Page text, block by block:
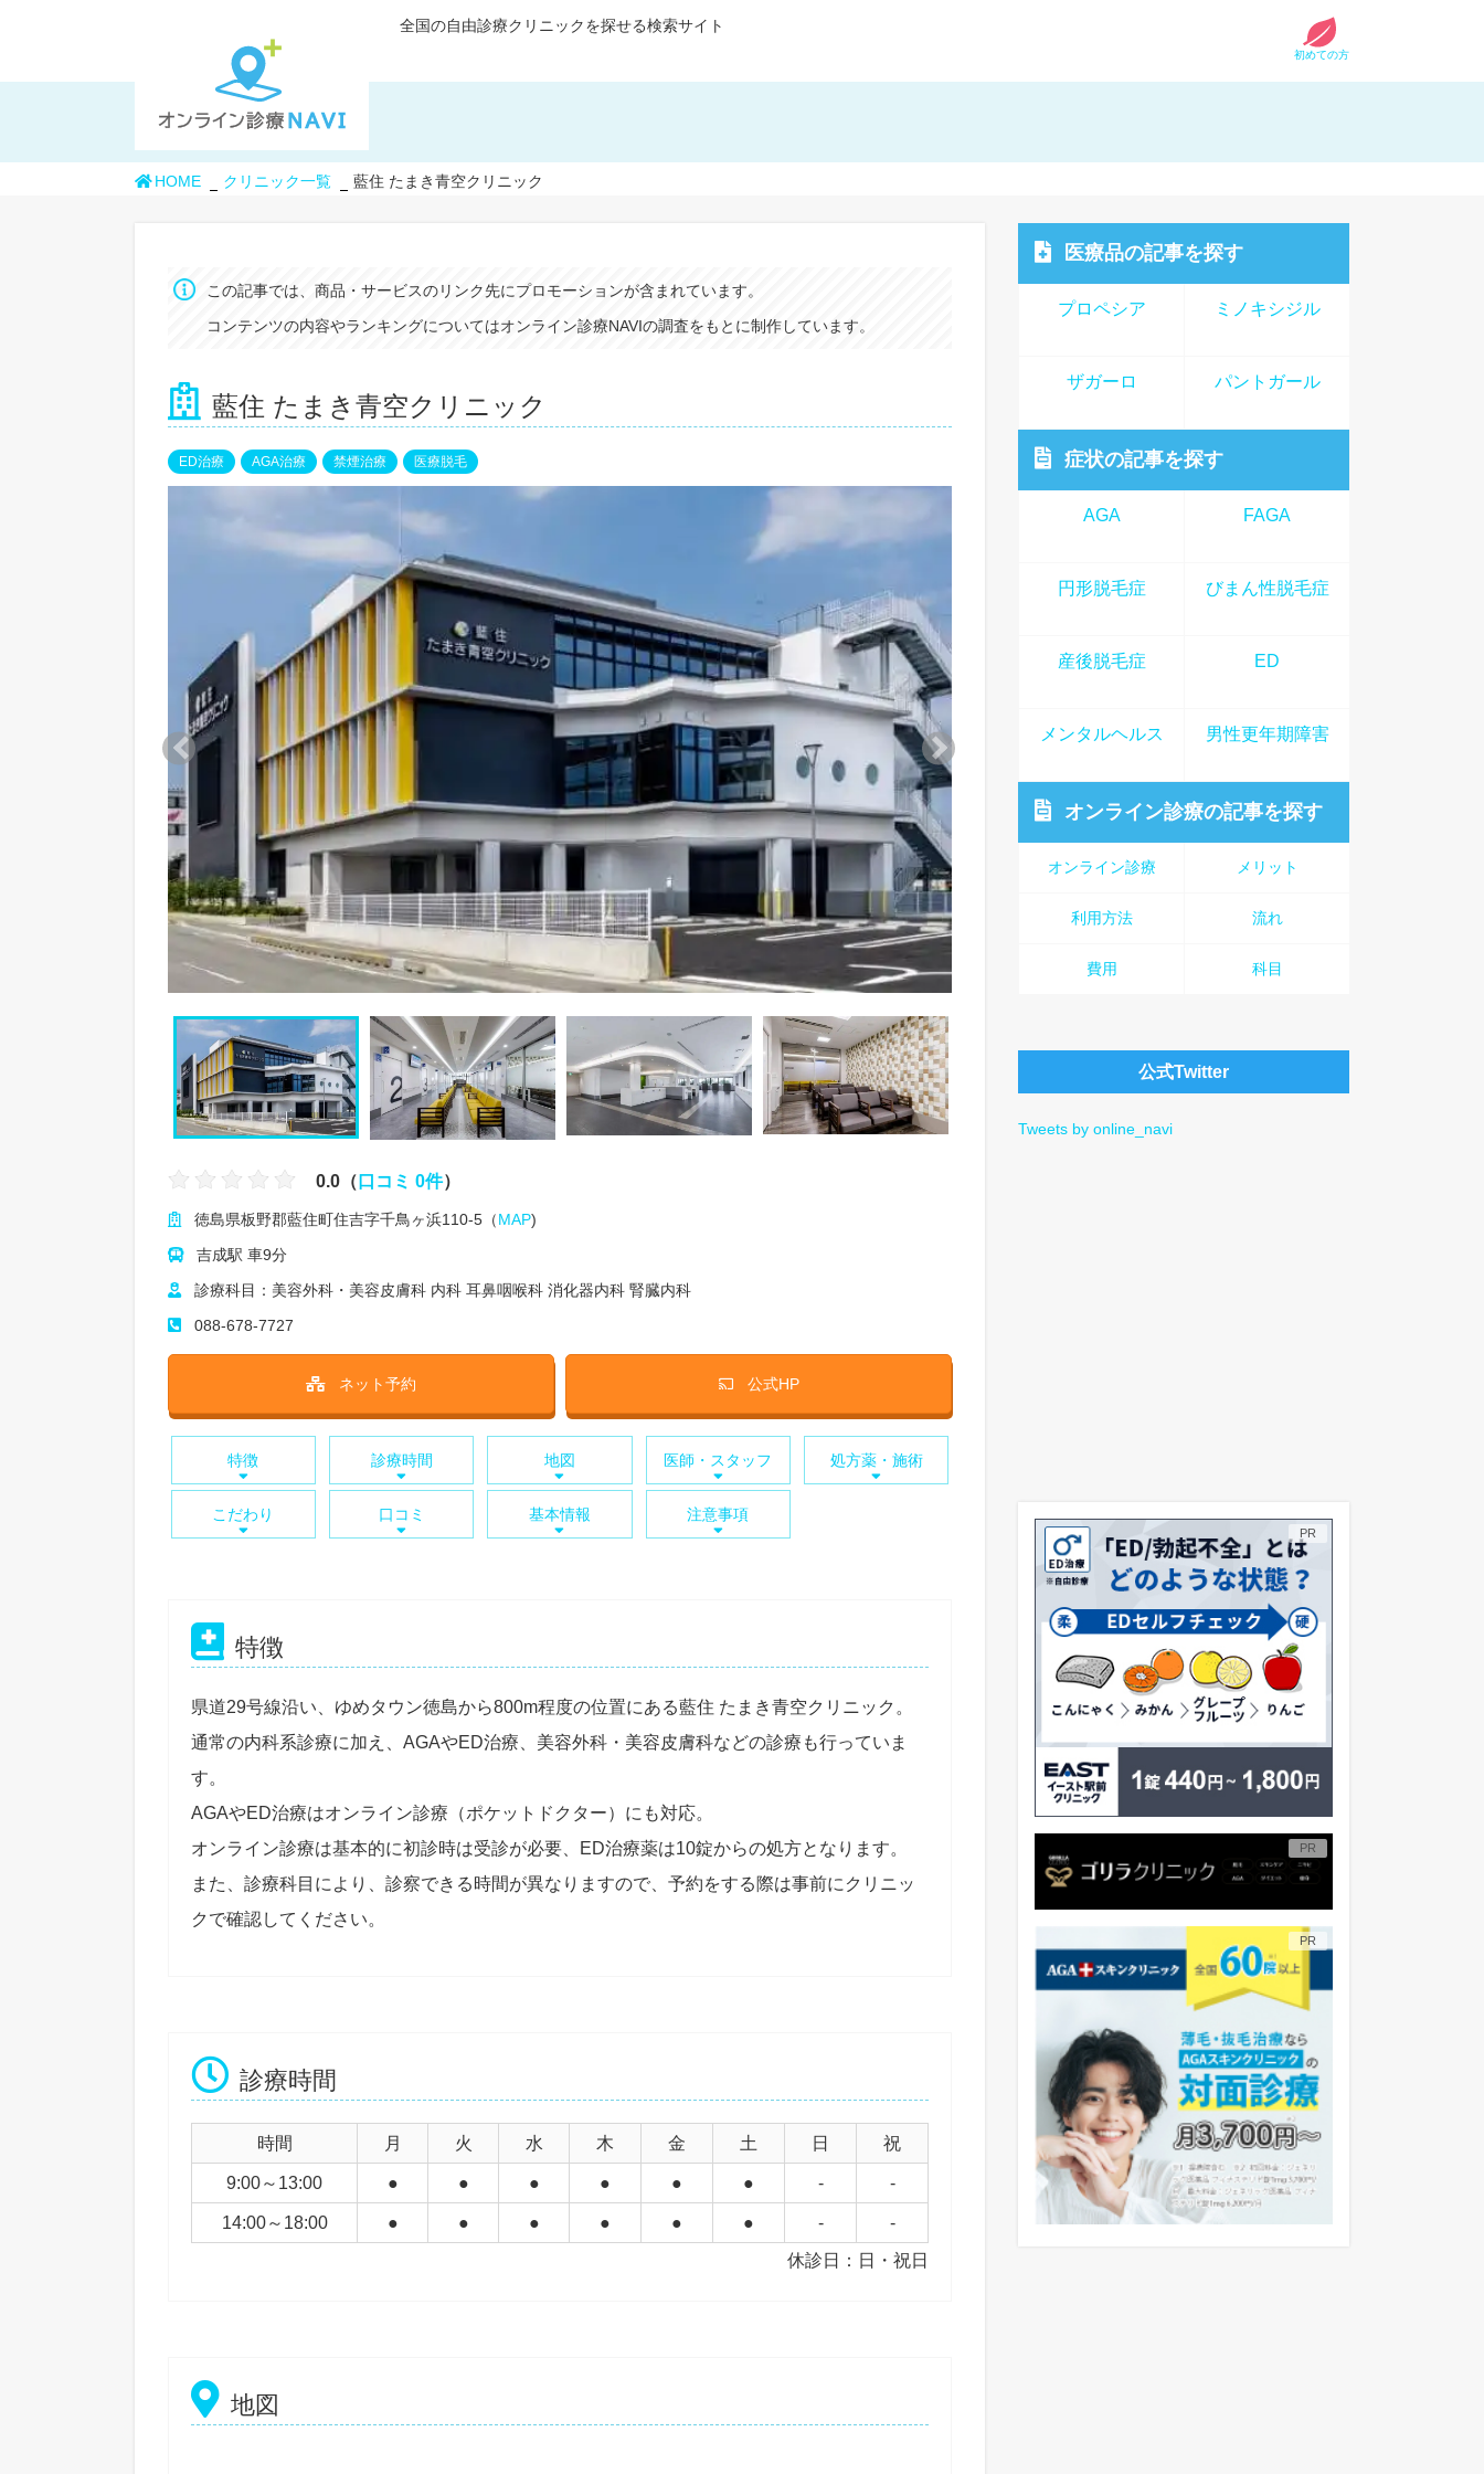
全国の自由診療クリニックを探せる検索サイト
初めての方
HOME クリニック一覧 藍住 たまき青空クリニック
この記事では、商品・サービスのリンク先にプロモーションが含まれています。
コンテンツの内容やランキングについてはオンライン診療NAVIの調査をもとに制作しています。
藍住 たまき青空クリニック
ED治療 AGA治療 禁煙治療 医療脱毛
0.0（ 口コミ 0件）
徳島県板野郡藍住町住吉字千鳥ヶ浜110-5（MAP)
吉成駅 車9分
診療科目：美容外科・美容皮膚科 内科 耳鼻咽喉科 消化器内科 腎臓内科
088-678-7727
ネット予約 公式HP
特徴 診療時間 地図 医師・スタッフ 処方薬・施術
こだわり 口コミ 基本情報 注意事項
特徴
県道29号線沿い、ゆめタウン徳島から800m程度の位置にある藍住 たまき青空クリニック。
通常の内科系診療に加え、AGAやED治療、美容外科・美容皮膚科などの診療も行っていま
す。
AGAやED治療はオンライン診療（ポケットドクター）にも対応。
オンライン診療は基本的に初診時は受診が必要、ED治療薬は10錠からの処方となります。
また、診療科目により、診察できる時間が異なりますので、予約をする際は事前にクリニッ
クで確認してください。
診療時間
時間 月 火 水 木 金 土 日 祝
9:00～13:00 ● ● ● ● ● ● - -
14:00～18:00 ● ● ● ● ● ● -
-
休診日：日・祝日
地図
医療品の記事を探す
プロペシア ミノキシジル
ザガーロ パントガール
症状の記事を探す
AGA FAGA
円形脱毛症 びまん性脱毛症
産後脱毛症 ED
メンタルヘルス 男性更年期障害
オンライン診療の記事を探す
オンライン診療 メリット
利用方法 流れ
費用 科目
公式Twitter
Tweets by online_navi